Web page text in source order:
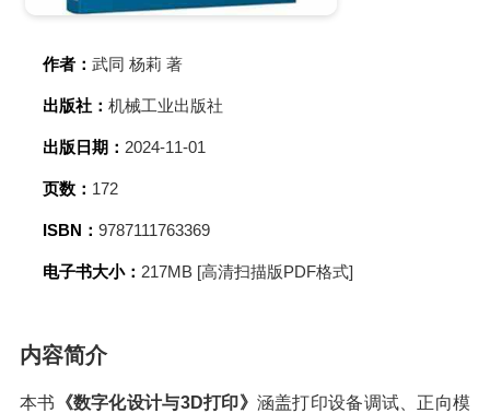
作者： 武同 杨莉 著
出版社： 机械工业出版社
出版日期： 2024-11-01
页数： 172
ISBN： 9787111763369
电子书大小： 217MB [高清扫描版PDF格式]
内容简介
本书 《数字化设计与3D打印》 涵盖打印设备调试、正向模